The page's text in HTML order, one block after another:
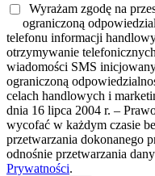
Wyrażam zgodę na
ograniczoną
telefonu informacji
otrzymywanie
wiadomości SMS
ograniczoną
celach handlowych i
dnia 16 lipca 2004 r. –
wycofać w każdym czasie
przetwarzania dokonanego
odnośnie przetwarzania
Prywatności.